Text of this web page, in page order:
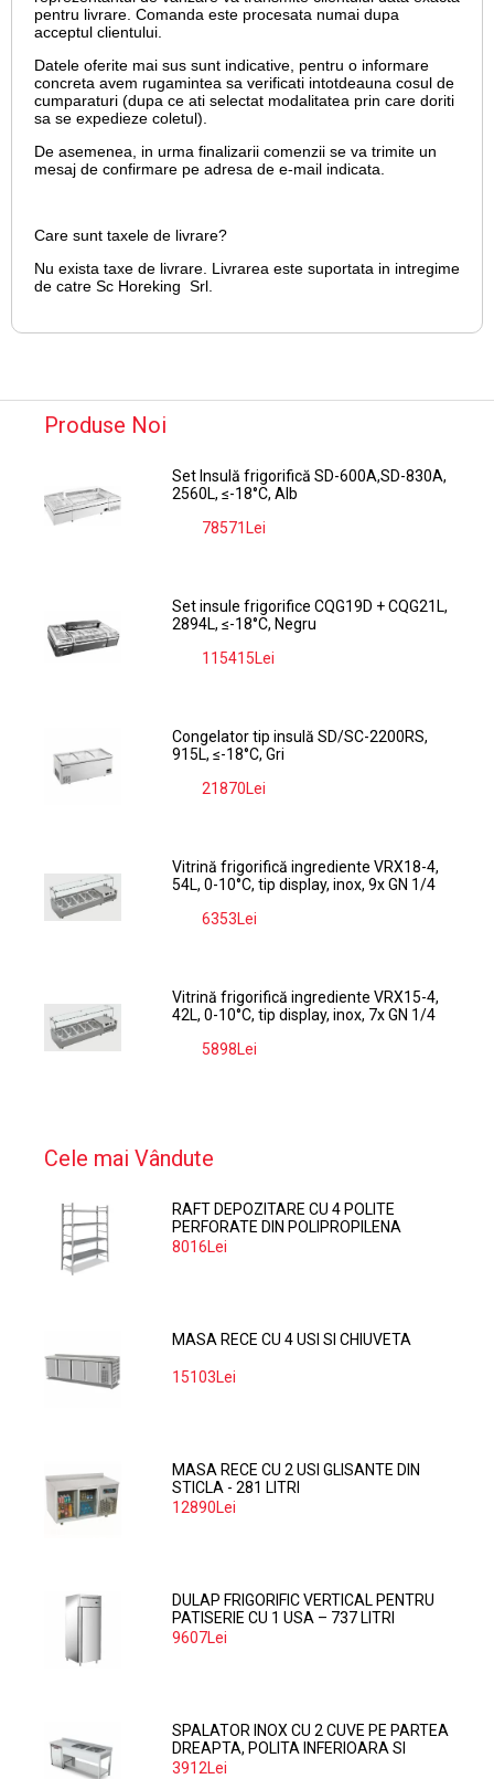
pentru livrare. Comanda este procesata numai dupa
acceptul clientului.
Datele oferite mai sus sunt indicative, pentru o informare
concreta avem rugamintea sa verificati intotdeauna cosul de
cumparaturi (dupa ce ati selectat modalitatea prin care doriti
sa se expedieze coletul).
De asemenea, in urma finalizarii comenzii se va trimite un
mesaj de confirmare pe adresa de e-mail indicata.
Care sunt taxele de livrare?
Nu exista taxe de livrare. Livrarea este suportata in intregime
de catre Sc Horeking Srl.
Produse Noi
Set Insulă frigorifică SD-600A,SD-830A,
2560L, ≤-18°C, Alb
78571Lei
Set insule frigorifice CQG19D + CQG21L,
2894L, ≤-18°C, Negru
115415Lei
Congelator tip insulă SD/SC-2200RS,
915L, ≤-18°C, Gri
21870Lei
Vitrină frigorifică ingrediente VRX18-4,
54L, 0-10°C, tip display, inox, 9x GN 1/4
6353Lei
Vitrină frigorifică ingrediente VRX15-4,
42L, 0-10°C, tip display, inox, 7x GN 1/4
5898Lei
Cele mai Vândute
RAFT DEPOZITARE CU 4 POLITE
PERFORATE DIN POLIPROPILENA
374*60 CM
8016Lei
MASA RECE CU 4 USI SI CHIUVETA
15103Lei
MASA RECE CU 2 USI GLISANTE DIN
STICLA - 281 LITRI
12890Lei
DULAP FRIGORIFIC VERTICAL PENTRU
PATISERIE CU 1 USA – 737 LITRI
9607Lei
SPALATOR INOX CU 2 CUVE PE PARTEA
DREAPTA, POLITA INFERIOARA SI
SPATIU MASINA SPALAT 160*70*85
3912Lei